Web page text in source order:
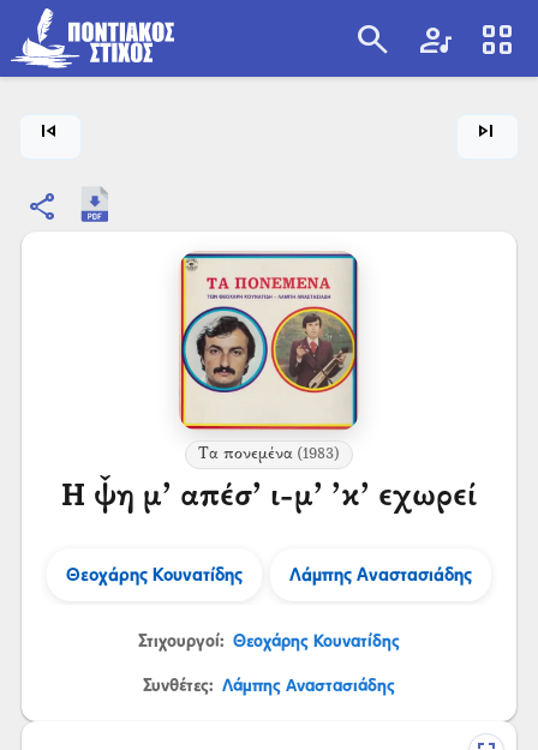
search artist view_cozy
skip_previous skip_next
share
Τα πονεμένα (1983)
Η ψ̌η μ’ απέσ’ ι-μ’ ’κ’ εχωρεί
Θεοχάρης Κουνατίδης Λάμπης Αναστασιάδης
Στιχουργοί: Θεοχάρης Κουνατίδης
Συνθέτες: Λάμπης Αναστασιάδης